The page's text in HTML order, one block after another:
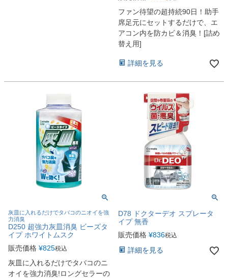
ファン待望の超持続90日！助手
席足元にセットするだけで、エ
アコン内を防カビ＆消臭！[詰め
替え用]
詳細を見る
灰皿に入れるだけでタバコのニオイを強
力消臭
D250 超強力灰皿消臭 ビーズタ
イプ ホワイトムスク
販売価格 ¥825税込
灰皿に入れるだけでタバコのニ
オイを強力消臭!ロングセラーの
D78 ドクターデオ スプレータ
イプ 無香
販売価格 ¥836税込
詳細を見る